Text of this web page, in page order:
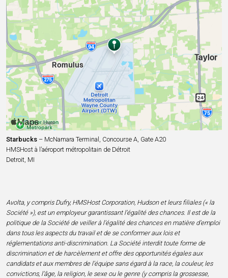
Starbucks – McNamara Terminal, Concourse A, Gate A20
HMSHost à l’aéroport métropolitain de Détroit
Detroit, MI
Avolta, y compris Dufry, HMSHost Corporation, Hudson et leurs filiales (« la
Société »), est un employeur garantissant l’égalité des chances. Il est de la
politique de la Société de veiller à l’égalité des chances en matière d’emploi
dans tous les aspects du travail et de se conformer aux lois et
réglementations anti-discrimination. La Société interdit toute forme de
discrimination et de harcèlement et offre des opportunités égales aux
candidats et aux membres de l’équipe sans égard à la race, la couleur, les
convictions, l’âge, la religion, le sexe ou le genre (y compris la grossesse,